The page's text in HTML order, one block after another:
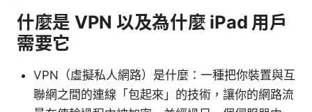
什麼是 VPN 以及為什麼 iPad 用戶
需要它
VPN（虛擬私人網路）是什麼：一種把你裝置與互
聯網之間的連線「包起來」的技術，讓你的網路流